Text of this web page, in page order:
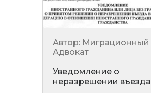
Автор: Миграционный
Адвокат
Уведомление о
неразрешении въезда